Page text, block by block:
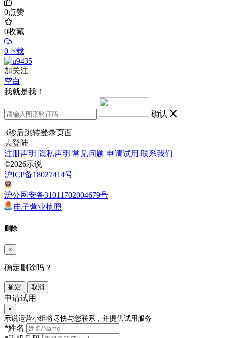
0点赞
0收藏
0下载
加关注
空白
我就是我！
确认
3秒后跳转登录页面
去登陆
注册声明 隐私声明 常见问题 申请试用 联系我们
©2026示说
沪ICP备18027414号
沪公网安备31011702004679号
电子营业执照
删除
×
确定删除吗？
确定 取消
申请试用
×
示说运营小组将尽快与您联系，并提供试用服务
*姓名